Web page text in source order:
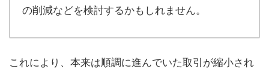
の削減などを検討するかもしれません。
これにより、本来は順調に進んでいた取引が縮小され